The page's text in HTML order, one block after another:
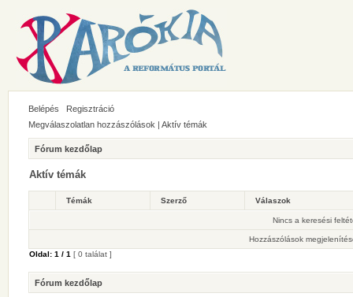
Belépés
Regisztráció
Megválaszolatlan hozzászólások | Aktív témák
Fórum kezdőlap
Aktív témák
Témák Szerző Válaszok
Nincs a keresési
Hozzászólások
Oldal: 1 / 1 [ 0 találat ]
Fórum kezdőlap